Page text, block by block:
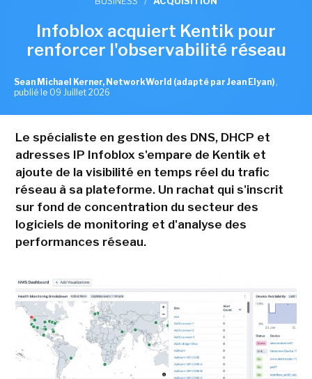
Infoblox acquiert Kentik pour
renforcer l'observabilité réseau
Sean Michael Kerner, NetworkWorld (adapté par Jean Elyan) ,
publié le 09 Juillet 2026
Le spécialiste en gestion des DNS, DHCP et
adresses IP Infoblox s'empare de Kentik et
ajoute de la visibilité en temps réel du trafic
réseau à sa plateforme. Un rachat qui s'inscrit
sur fond de concentration du secteur des
logiciels de monitoring et d'analyse des
performances réseau.